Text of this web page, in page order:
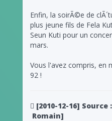
Enfin, la soirÃ©e de
plus jeune fils de Fela
Seun Kuti pour un
mars.
Vous l'avez compris, en
92 !
[2010-12-16] Source :
Romain]